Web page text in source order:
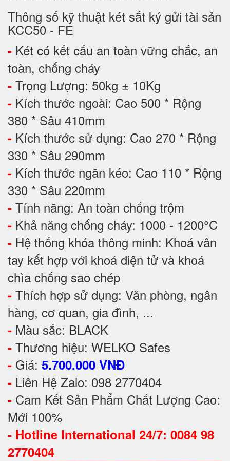
Thông số kỹ thuật két sắt ký gửi tài sản
KCC50 - FE
- Két có kết cấu an toàn vững chắc, an
toàn, chống cháy
- Trọng Lượng: 50kg ± 10Kg
- Kích thước ngoài: Cao 500 * Rộng
380 * Sâu 410mm
- Kích thước sử dụng: Cao 270 * Rộng
330 * Sâu 290mm
- Kích thước ngăn kéo: Cao 110 * Rộng
330 * Sâu 220mm
- Tính năng: An toàn chống trộm
- Khả năng chống cháy: 1000 - 1200°C
- Hệ thống khóa thông minh: Khoá vân
tay kết hợp với khoá điện tử và khoá
chìa chống sao chép
- Thích hợp sử dụng: Văn phòng, ngân
hàng, cơ quan, gia đình, ...
- Màu sắc: BLACK
- Thương hiệu: WELKO Safes
- Giá: 5.700.000 VNĐ
- Liên Hệ Zalo: 098 2770404
- Cam Kết Sản Phẩm Chất Lượng Cao:
Mới 100%
- Hotline International 24/7: 0084 98
2770404